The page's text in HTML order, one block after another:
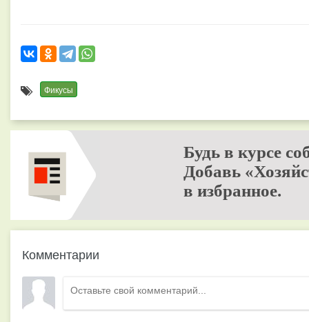
Фикусы
Будь в курсе
Добавь
в избранное.
Комментарии